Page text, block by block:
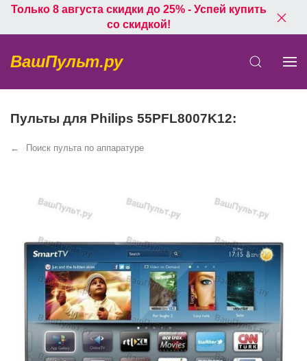
Только 8 августа скидки до 25% - Успей купить
со скидкой!
ВашПульт.ру
Пульты для Philips 55PFL8007K12:
Поиск пульта по аппаратуре